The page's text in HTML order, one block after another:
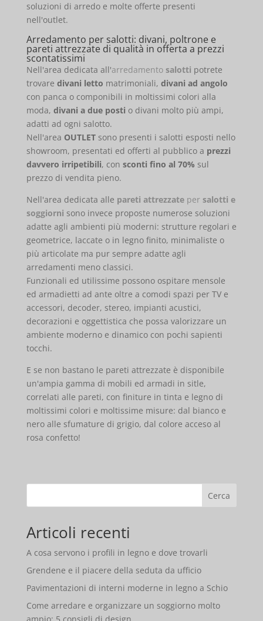
soluzioni di arredo e molte offerte presenti
nell'outlet.
Arredamento per salotti: divani, poltrone e
pareti attrezzate di qualità in offerta a prezzi
scontatissimi
Nell'area dedicata all'arredamento salotti potrete
trovare divani letto matrimoniali, divani ad angolo
con panca o componibili in moltissimi colori alla
moda, divani a due posti o divani molto più ampi,
adatti ad ogni salotto.
Nell'area OUTLETsono presenti i salotti esposti nello
showroom, presentati ed offerti al pubblico a prezzi
davvero irripetibili, con sconti fino al 70% sul
prezzo di vendita pieno.
Nell'area dedicata alle pareti attrezzateper salotti e
soggiorni sono invece proposte numerose soluzioni
adatte agli ambienti più moderni: strutture regolari e
geometrice, laccate o in legno finito, minimaliste o
più articolate ma pur sempre adatte agli
arredamenti meno classici.
Funzionali ed utilissime possono ospitare mensole
ed armadietti ad ante oltre a comodi spazi per TV e
accessori, decoder, stereo, impianti acustici,
decorazioni e oggettistica che possa valorizzare un
ambiente moderno e dinamico con pochi sapienti
tocchi.
E se non bastano le pareti attrezzate è disponibile
un'ampia gamma di mobili ed armadi in sitle,
correlati alle pareti, con finiture in tinta e legno di
moltissimi colori e moltissime misure: dal bianco e
nero alle sfumature di grigio, dal colore acceso al
rosa confetto!
Cerca
Articoli recenti
A cosa servono i profili in legno e dove trovarli
Grendene e il piacere della seduta da ufficio
Pavimentazioni di interni moderne in legno a Schio
Come arredare e organizzare un soggiorno molto